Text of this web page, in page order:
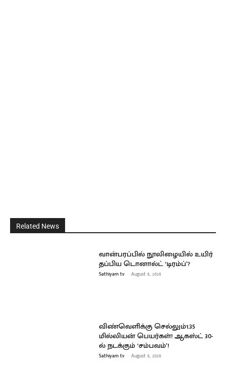
Related News
வான்பரப்பில் நூலிழையில் உயிர்
தப்பிய டொனால்ட் ‘டிரம்ப்’?
Sathiyam tv - August 6, 2026
விண்வெளிக்கு செல்லும்1.35
மில்லியன் பெயர்கள்! ஆகஸ்ட் 30-
ல் நடக்கும் ‘சம்பவம்’!
Sathiyam tv - August 6, 2026